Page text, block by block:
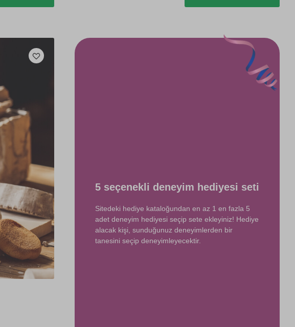
5 seçenekli deneyim hediyesi seti
Sitedeki hediye kataloğundan en az 1 en fazla 5
adet deneyim hediyesi seçip sete ekleyiniz! Hediye
alacak kişi, sunduğunuz deneyimlerden bir
tanesini seçip deneyimleyecektir.